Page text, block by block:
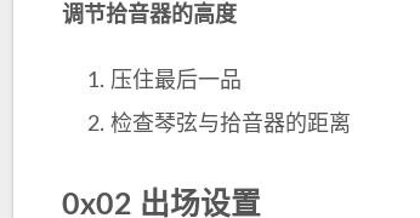
调节拾音器的高度
压住最后一品
检查琴弦与拾音器的距离
0x02 出场设置